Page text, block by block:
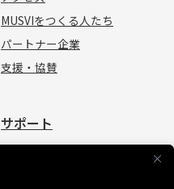
MUSVIをつくる人たち
パートナー企業
支援・協賛
サポート